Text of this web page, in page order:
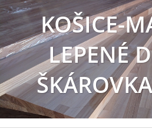
KOŠICE-
LEPENÉ
BUK,